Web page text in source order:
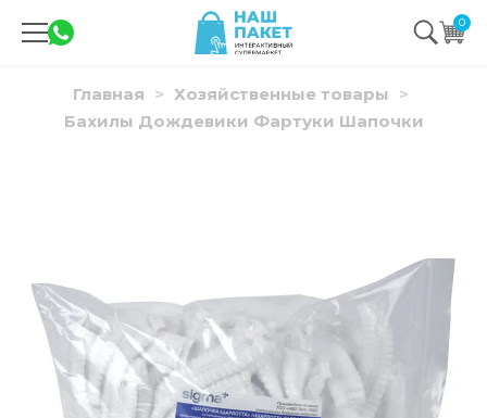
0
Главная
Хозяйственные товары
Бахилы Дождевики Фартуки Шапочки